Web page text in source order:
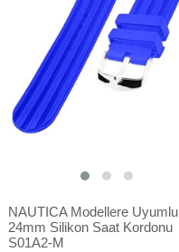
NAUTICA Modellere Uyumlu
24mm Silikon Saat Kordonu
S01A2-M